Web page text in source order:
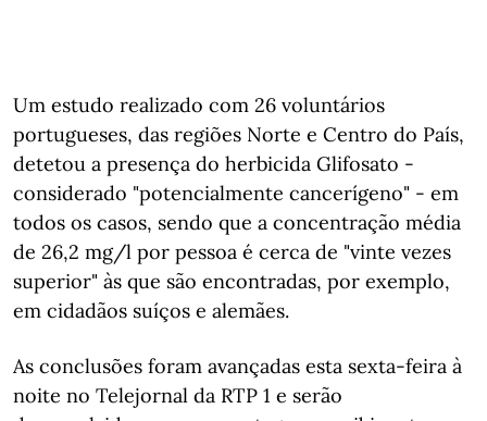
Um estudo realizado com 26 voluntários
portugueses, das regiões Norte e Centro do País,
detetou a presença do herbicida Glifosato -
considerado "potencialmente cancerígeno" - em
todos os casos, sendo que a concentração média
de 26,2 mg/l por pessoa é cerca de "vinte vezes
superior" às que são encontradas, por exemplo,
em cidadãos suíços e alemães.
As conclusões foram avançadas esta sexta-feira à
noite no Telejornal da RTP 1 e serão